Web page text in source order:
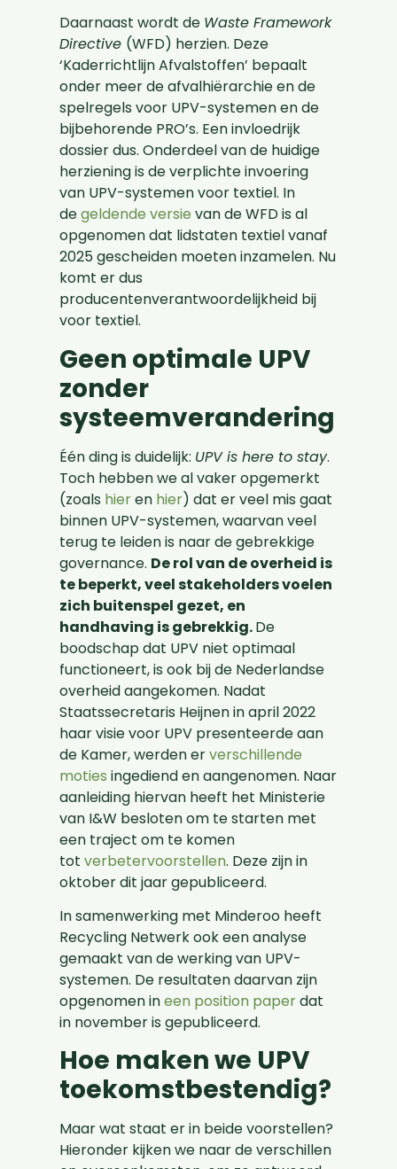
Daarnaast wordt de Waste Framework
Directive (WFD) herzien. Deze
‘Kaderrichtlijn Afvalstoffen’ bepaalt
onder meer de afvalhiërarchie en de
spelregels voor UPV-systemen en de
bijbehorende PRO’s. Een invloedrijk
dossier dus. Onderdeel van de huidige
herziening is de verplichte invoering
van UPV-systemen voor textiel. In
degeldende versie van de WFD is al
opgenomen dat lidstaten textiel vanaf
2025 gescheiden moeten inzamelen. Nu
komt er dus
producentenverantwoordelijkheid bij
voor textiel.
Geen optimale UPV
zonder
systeemverandering
Één ding is duidelijk: UPV is here to stay.
Toch hebben we al vaker opgemerkt
(zoals hieren hier) dat er veel mis gaat
binnen UPV-systemen, waarvan veel
terug te leiden is naar de gebrekkige
governance. De rol van de overheid is
te beperkt, veel stakeholders voelen
zich buitenspel gezet, en
handhaving is gebrekkig.De
boodschap dat UPV niet optimaal
functioneert, is ook bij de Nederlandse
overheid aangekomen. Nadat
Staatssecretaris Heijnen in april 2022
haar visie voor UPV presenteerde aan
de Kamer, werden erverschillende
moties ingediend en aangenomen. Naar
aanleiding hiervan heeft het Ministerie
van I&W besloten om te starten met
een traject om te komen
totverbetervoorstellen. Deze zijn in
oktober dit jaar gepubliceerd.
In samenwerking met Minderoo heeft
Recycling Netwerk ook een analyse
gemaakt van de werking van UPV-
systemen. De resultaten daarvan zijn
opgenomen ineen position paperdat
in november is gepubliceerd.
Hoe maken we UPV
toekomstbestendig?
Maar wat staat er in beide voorstellen?
Hieronder kijken we naar de verschillen